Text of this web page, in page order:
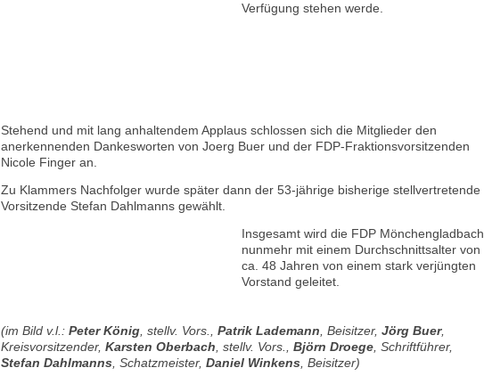
Verfügung stehen werde.
Stehend und mit lang anhaltendem Applaus schlossen sich die Mitglieder den
anerkennenden Dankesworten von Joerg Buer und der FDP-Fraktionsvorsitzenden
Nicole Finger an.
Zu Klammers Nachfolger wurde später dann der 53-jährige bisherige stellvertretende
Vorsitzende Stefan Dahlmanns gewählt.
Insgesamt wird die FDP Mönchengladbach
nunmehr mit einem Durchschnittsalter von
ca. 48 Jahren von einem stark verjüngten
Vorstand geleitet.
(im Bild v.l.: Peter König , stellv. Vors., Patrik Lademann , Beisitzer, Jörg Buer,
Kreisvorsitzender, Karsten Oberbach , stellv. Vors., Björn Droege , Schriftführer,
Stefan Dahlmanns , Schatzmeister, Daniel Winkens , Beisitzer)